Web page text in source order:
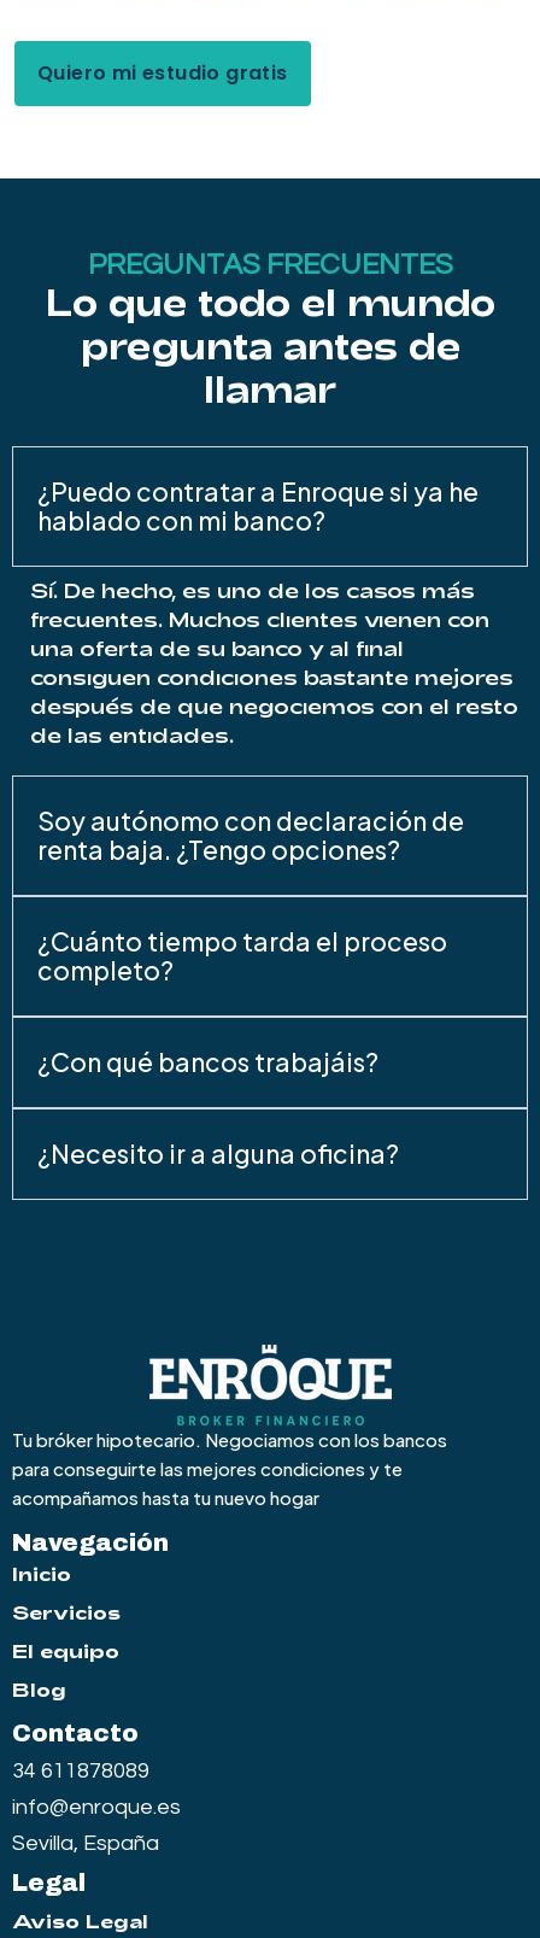
Quiero mi estudio gratis
PREGUNTAS FRECUENTES
Lo que todo el mundo
pregunta antes de
llamar
¿Puedo contratar a Enroque si ya he
hablado con mi banco?
Sí. De hecho, es uno de los casos más
frecuentes. Muchos clientes vienen con
una oferta de su banco y al final
consiguen condiciones bastante mejores
después de que negociemos con el resto
de las entidades.
Soy autónomo con declaración de
renta baja. ¿Tengo opciones?
¿Cuánto tiempo tarda el proceso
completo?
¿Con qué bancos trabajáis?
¿Necesito ir a alguna oficina?
Tu bróker hipotecario. Negociamos con los bancos
para conseguirte las mejores condiciones y te
acompañamos hasta tu nuevo hogar
Navegación
Inicio
Servicios
El equipo
Blog
Contacto
34 611878089
info@enroque.es
Sevilla, España
Legal
Aviso Legal